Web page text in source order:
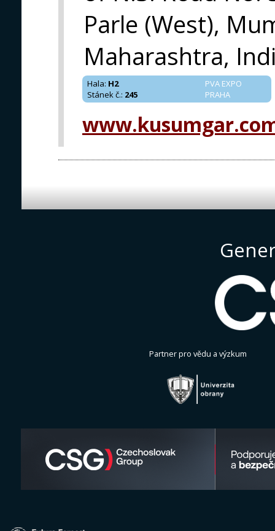
Parle (West),
Maharashtra,
PVA EXPO
PRAHA
Hala: H2
Stánek č.: 245
Partner pro vědu a výzkum